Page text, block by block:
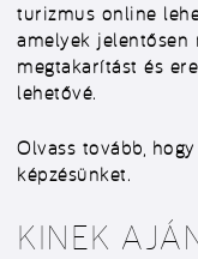
turizmus online
amelyek jelentősen
megtakarítást és
lehetővé.
Olvass tovább,
képzésünket.
KINEK